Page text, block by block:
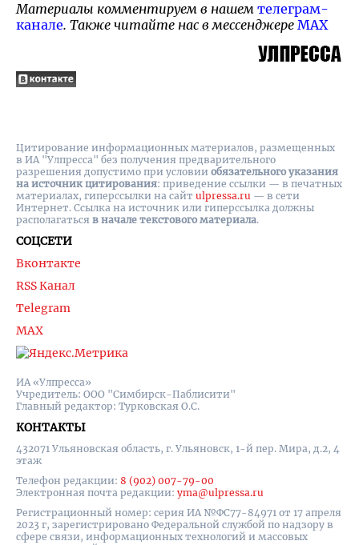
Материалы комментируем в нашем телеграм-
канале. Также читайте нас в мессенджере MAX
ИА «Улпресса»
Учредитель: ООО "Симбирск-Паблисити"
Главный редактор: Турковская О.С.
КОНТАКТЫ
432071 Ульяновская область, г. Ульяновск, 1-й пер. Мира, д.2, 4
этаж
Телефон редакции: 8 (902) 007-79-00
Электронная почта редакции: yma@ulpressa.ru
Регистрационный номер: серия ИА №ФС77-84971 от 17 апреля
2023 г, зарегистрировано Федеральной службой по надзору в
сфере связи, информационных технологий и массовых
СОЦСЕТИ
Вконтакте
RSS Канал
Telegram
MAX
Цитирование информационных материалов, размещенных
в ИА "Улпресса" без получения предварительного
разрешения допустимо при условии обязательного указания
на источник цитирования: приведение ссылки — в печатных
материалах, гиперссылки на cайт ulpressa.ru — в сети
Интернет. Ссылка на источник или гиперссылка должны
располагаться в начале текстового материала.